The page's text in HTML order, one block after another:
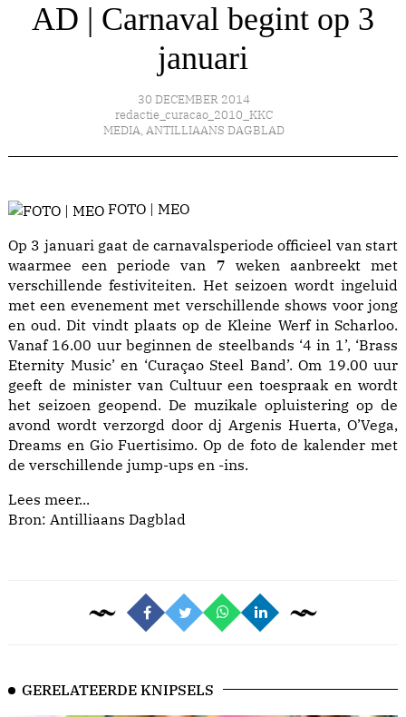
AD | Carnaval begint op 3
januari
30 DECEMBER 2014
redactie_curacao_2010_KKC
MEDIA, ANTILLIAANS DAGBLAD
FOTO | MEO
Op 3 januari gaat de carnavalsperiode officieel van start
waarmee een periode van 7 weken aanbreekt met
verschillende festiviteiten. Het seizoen wordt ingeluid
met een evenement met verschillende shows voor jong
en oud. Dit vindt plaats op de Kleine Werf in Scharloo.
Vanaf 16.00 uur beginnen de steelbands ‘4 in 1’, ‘Brass
Eternity Music’ en ‘Curaçao Steel Band’. Om 19.00 uur
geeft de minister van Cultuur een toespraak en wordt
het seizoen geopend. De muzikale opluistering op de
avond wordt verzorgd door dj Argenis Huerta, O’Vega,
Dreams en Gio Fuertisimo. Op de foto de kalender met
de verschillende jump-ups en -ins.
Lees meer...
Bron: Antilliaans Dagblad
GERELATEERDE KNIPSELS